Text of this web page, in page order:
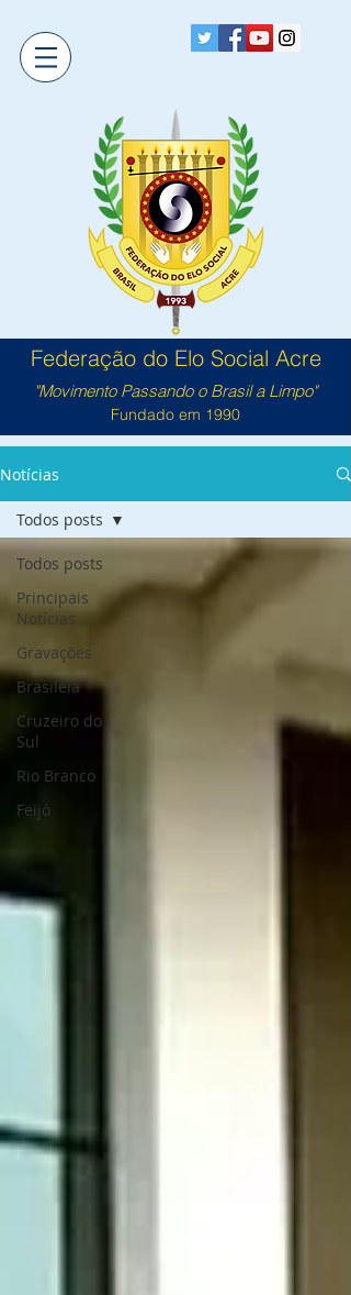
Federação do Elo Social Acre
"Movimento Passando o Brasil a Limpo"
Fundado em 1990
Notícias
Todos posts
Principais
Notícias
Gravações
Brasiléia
Cruzeiro do
Sul
Rio Branco
Feijó
Todos posts